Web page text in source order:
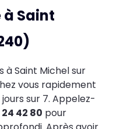
Saint
à Saint Michel sur
vous rapidement
sur 7. Appelez-
24 42 80 pour